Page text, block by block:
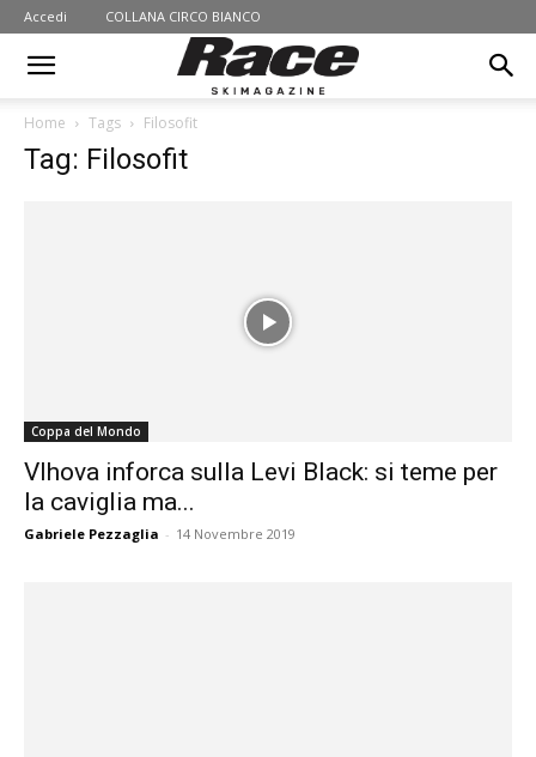
Accedi COLLANA CIRCO BIANCO
Home Tags Filosofit
Tag: Filosofit
Coppa del Mondo
Vlhova inforca sulla Levi Black: si teme per
la caviglia ma...
Gabriele Pezzaglia - 14 Novembre 2019